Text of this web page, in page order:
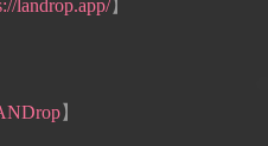
landrop.app/】
】